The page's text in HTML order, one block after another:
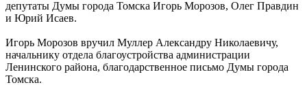
депутаты Думы города Томска Игорь Морозов, Олег Правдин
и Юрий Исаев.
Игорь Морозов вручил Муллер Александру Николаевичу,
начальнику отдела благоустройства администрации
Ленинского района, благодарственное письмо Думы города
Томска.